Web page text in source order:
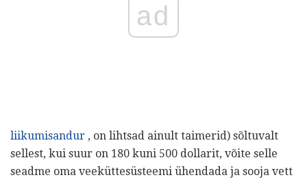
ad
liikumisandur , on lihtsad ainult taimerid) sõltuvalt
sellest, kui suur on 180 kuni 500 dollarit, võite selle
seadme oma veeküttesüsteemi ühendada ja sooja vett